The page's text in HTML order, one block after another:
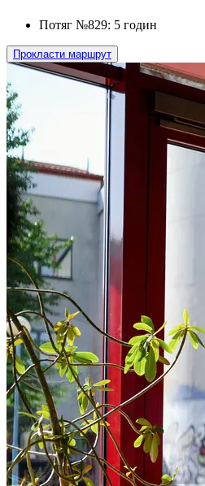
Потяг №829: 5 годин
Прокласти маршрут